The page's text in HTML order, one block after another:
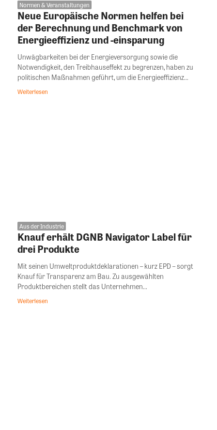
Normen & Veranstaltungen
Neue Europäische Normen helfen bei
der Berechnung und Benchmark von
Energieeffizienz und -einsparung
Unwägbarkeiten bei der Energieversorgung sowie die
Notwendigkeit, den Treibhauseffekt zu begrenzen, haben zu
politischen Maßnahmen geführt, um die Energieeffizienz...
Weiterlesen
Aus der Industrie
Knauf erhält DGNB Navigator Label für
drei Produkte
Mit seinen Umweltproduktdeklarationen – kurz EPD – sorgt
Knauf für Transparenz am Bau. Zu ausgewählten
Produktbereichen stellt das Unternehmen...
Weiterlesen